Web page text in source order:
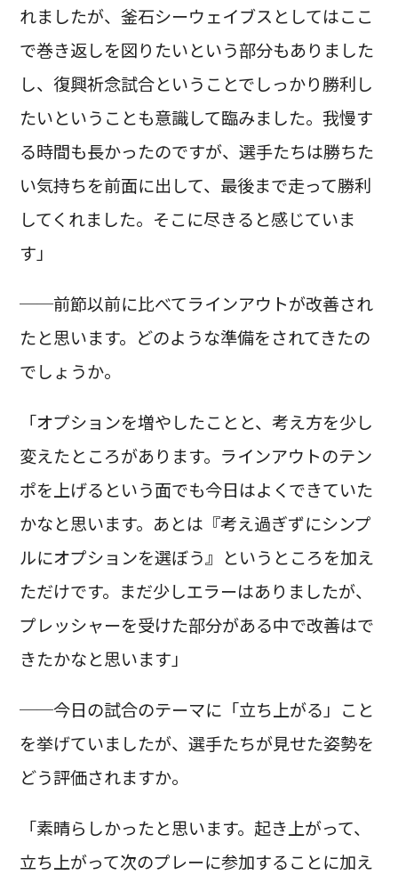
れましたが、釜石シーウェイブスとしてはここ
で巻き返しを図りたいという部分もありました
し、復興祈念試合ということでしっかり勝利し
たいということも意識して臨みました。我慢す
る時間も長かったのですが、選手たちは勝ちた
い気持ちを前面に出して、最後まで走って勝利
してくれました。そこに尽きると感じていま
す」
──前節以前に比べてラインアウトが改善され
たと思います。どのような準備をされてきたの
でしょうか。
「オプションを増やしたことと、考え方を少し
変えたところがあります。ラインアウトのテン
ポを上げるという面でも今日はよくできていた
かなと思います。あとは『考え過ぎずにシンプ
ルにオプションを選ぼう』というところを加え
ただけです。まだ少しエラーはありましたが、
プレッシャーを受けた部分がある中で改善はで
きたかなと思います」
──今日の試合のテーマに「立ち上がる」こと
を挙げていましたが、選手たちが見せた姿勢を
どう評価されますか。
「素晴らしかったと思います。起き上がって、
立ち上がって次のプレーに参加することに加え